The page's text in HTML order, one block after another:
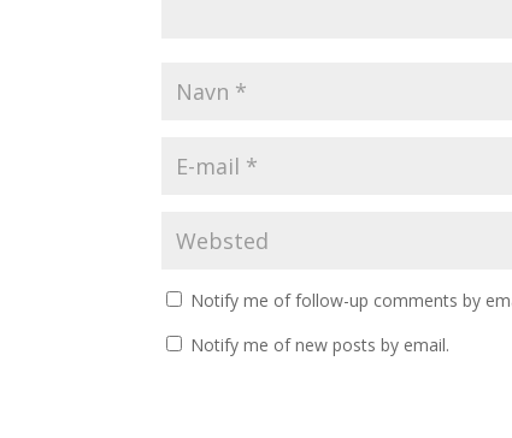
Notify me of follow-up comments by
Notify me of new posts by email.